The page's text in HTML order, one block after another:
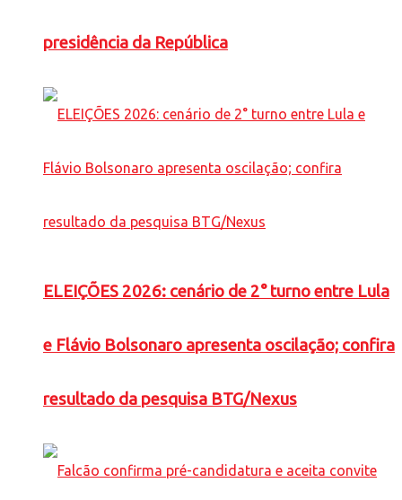
presidência da República
ELEIÇÕES 2026: cenário de 2° turno entre Lula
e Flávio Bolsonaro apresenta oscilação; confira
resultado da pesquisa BTG/Nexus